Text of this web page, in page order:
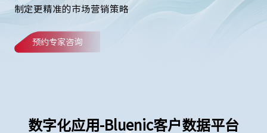
制定更精准的市场营销策略
预约专家咨询
数字化应用-Bluenic客户数据平台